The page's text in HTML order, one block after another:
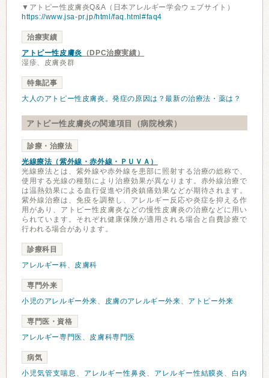
▼アトピー性皮膚炎Q&A（日本アレルギー学会ウェブサイト）
https://www.jsa-pr.jp/html/faq.html#faq4
治療実績
アトピー性皮膚炎 （DPC治療実績）
湿疹、皮膚炎群
特集記事
大人のアトピー性皮膚炎。発症の原因は？最新の治療法・薬は？
アトピー性皮膚炎の関連項目（病院検索）
診療・治療法
光線療法（紫外線・赤外線・ＰＵＶＡ）
光線療法とは、紫外線や赤外線を患部に照射する治療の総称で、
使用する光線の種類により治療効果が異なります。赤外線治療で
は温熱効果による血行促進や消炎鎮痛効果などが期待されます。
紫外線治療は、免疫を調整し、アレルギー反応や炎症を抑える作
用があり、アトピー性皮膚炎などの慢性皮膚炎の治療などに用い
られています。それぞれ健康保険が適用される場合と自費診療で
行われる場合があります。
診療科目
アレルギー科、 皮膚科
専門外来
小児のアレルギー外来、 皮膚のアレルギー外来、 アトピー外来
専門医・資格
アレルギー専門医 、 皮膚科専門医
病気
小児気管支喘息 、 アレルギー性鼻炎 、 アレルギー性結膜炎 、白内